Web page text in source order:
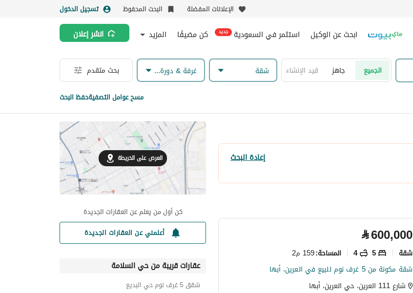
الإعلانات المفضلة البحث المحفوظ تسجيل الدخول
ابحث عن الوكيل استثمر في السعودية جديد كن مضيفًا المزيد انشر إعلان
الجميع جاهز قيد الإنشاء شقة غرفة & دورة مياه بحث متقدم
مسح عوامل التصفيةحفظ البحث
إعادة البحث
⃁600,000
شقة 5
4 المساحة:159 م2
شقة مكونة من 5 غرف نوم للبيع في العرين، أبها
شارع 111 العرين، حي العرين، أبها
العرض على الخريطة
كن أول من يعلم عن العقارات الجديدة
أعلمني عن العقارات الجديدة
عقارات قريبة من حي السلامة
شقق 5 غرف نوم حي البديع